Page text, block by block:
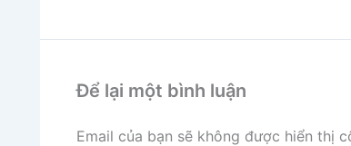
Để lại một bình luận
Email của bạn sẽ không được hiển thị